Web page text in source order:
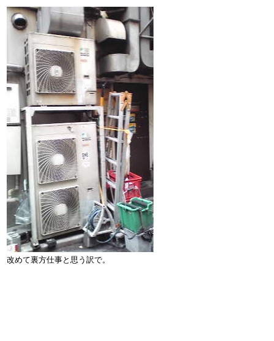
改めて裏方仕事と思う訳で。